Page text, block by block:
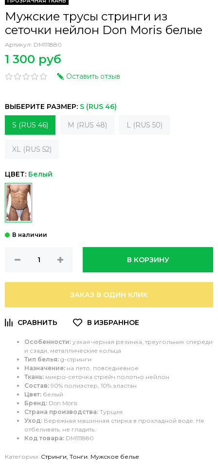
Мужские трусы стринги из
сеточки нейлон Don Moris белые
Артикул: DM111880
1 300 руб
Оставить отзыв
ВЫБЕРИТЕ РАЗМЕР: S (RUS 46)
S (RUS 46) M (RUS 48) L (RUS 50)
XL (RUS 52)
ЦВЕТ: Белый
В КОРЗИНУ
ЗАКАЗ В ОДИН КЛИК
Особенности: узкая черная резинка, треугольник спереди
и сзади, металлические кольца
Тип белья: g-стринги
Назначение: на лето, повседневное
Ткань: микро-сеточка стрейч полотно нейлон
Состав: 90% полиэстер, 10% эластан
Цвет: белый
Бренд: Don Moris
Страна производства: Турция
Уход: Бережная машинная стирка в прохладной воде. Не
отбеливать, не гладить.
Код товара: DM111880
Категории: Стринги, Тонги, Мужское белье